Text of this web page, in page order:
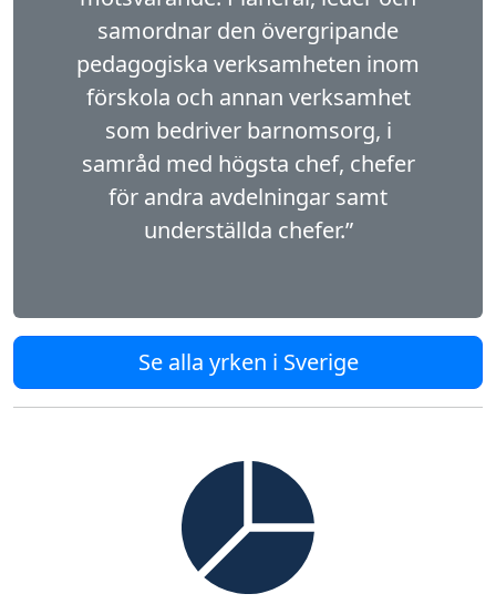
samordnar den övergripande
pedagogiska verksamheten inom
förskola och annan verksamhet
som bedriver barnomsorg, i
samråd med högsta chef, chefer
för andra avdelningar samt
underställda chefer.”
Se alla yrken i Sverige